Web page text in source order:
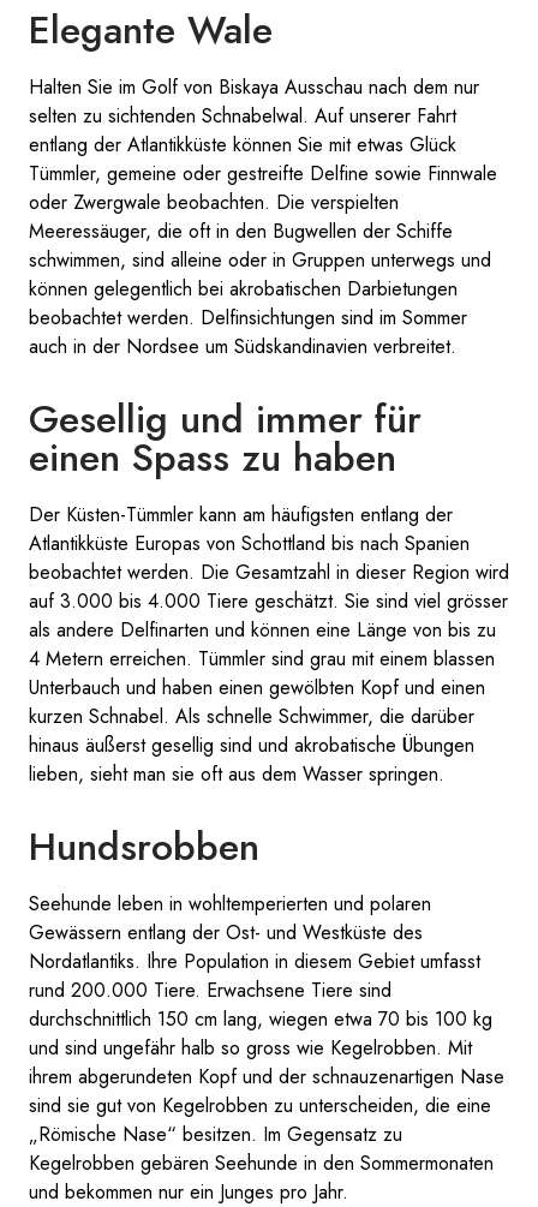
Elegante Wale
Halten Sie im Golf von Biskaya Ausschau nach dem nur
selten zu sichtenden Schnabelwal. Auf unserer Fahrt
entlang der Atlantikküste können Sie mit etwas Glück
Tümmler, gemeine oder gestreifte Delfine sowie Finnwale
oder Zwergwale beobachten. Die verspielten
Meeressäuger, die oft in den Bugwellen der Schiffe
schwimmen, sind alleine oder in Gruppen unterwegs und
können gelegentlich bei akrobatischen Darbietungen
beobachtet werden. Delfinsichtungen sind im Sommer
auch in der Nordsee um Südskandinavien verbreitet.
Gesellig und immer für
einen Spass zu haben
Der Küsten-Tümmler kann am häufigsten entlang der
Atlantikküste Europas von Schottland bis nach Spanien
beobachtet werden. Die Gesamtzahl in dieser Region wird
auf 3.000 bis 4.000 Tiere geschätzt. Sie sind viel grösser
als andere Delfinarten und können eine Länge von bis zu
4 Metern erreichen. Tümmler sind grau mit einem blassen
Unterbauch und haben einen gewölbten Kopf und einen
kurzen Schnabel. Als schnelle Schwimmer, die darüber
hinaus äußerst gesellig sind und akrobatische Übungen
lieben, sieht man sie oft aus dem Wasser springen.
Hundsrobben
Seehunde leben in wohltemperierten und polaren
Gewässern entlang der Ost- und Westküste des
Nordatlantiks. Ihre Population in diesem Gebiet umfasst
rund 200.000 Tiere. Erwachsene Tiere sind
durchschnittlich 150 cm lang, wiegen etwa 70 bis 100 kg
und sind ungefähr halb so gross wie Kegelrobben. Mit
ihrem abgerundeten Kopf und der schnauzenartigen Nase
sind sie gut von Kegelrobben zu unterscheiden, die eine
„Römische Nase“ besitzen. Im Gegensatz zu
Kegelrobben gebären Seehunde in den Sommermonaten
und bekommen nur ein Junges pro Jahr.